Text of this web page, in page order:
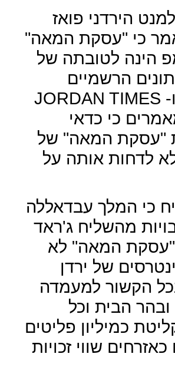
הירדני פואז
כי "עסקת המאה"
הינה לטובתה של
הרשמיים
JORDAN TIMES
כי כדאי
"עסקת המאה" של
לדחות אותה על
כי המלך עבדאללה
מהשליח ג'ראד
"עסקת המאה" לא
של ירדן
הקשור למעמדה
ובהר הבית וכל
כמיליון פליטים
שווי זכויות